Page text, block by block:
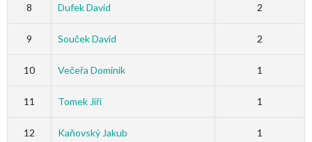
8 Dufek David 2
9 Souček David 2
10 Večeřa Dominik 1
11 Tomek Jiří 1
12 Kaňovský Jakub 1